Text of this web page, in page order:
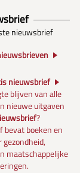
nieuwsbrief
nieuwsbrief
blijven van alle
nieuwe uitgaven
?
bevat boeken en
maatschappelijke